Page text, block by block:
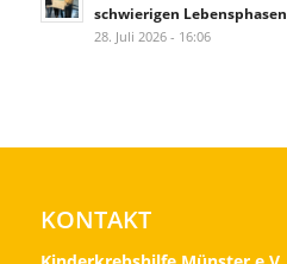
schwierigen Lebensphasen
28. Juli 2026 - 16:06
KONTAKT